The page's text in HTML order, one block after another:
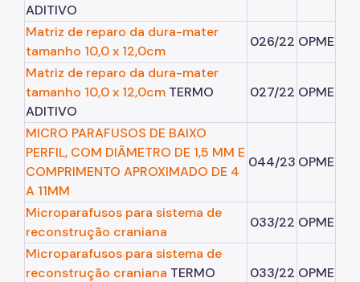
ADITIVO
Matriz de reparo da dura-mater
tamanho 10,0 x 12,0cm
026/22 OPME
Matriz de reparo da dura-mater
tamanho 10,0 x 12,0cm TERMO
ADITIVO
027/22 OPME
MICRO PARAFUSOS DE BAIXO
PERFIL, COM DIÂMETRO DE 1,5 MM E
COMPRIMENTO APROXIMADO DE 4
A 11MM
044/23 OPME
Microparafusos para sistema de
reconstrução craniana
033/22 OPME
Microparafusos para sistema de
reconstrução craniana TERMO 033/22 OPME